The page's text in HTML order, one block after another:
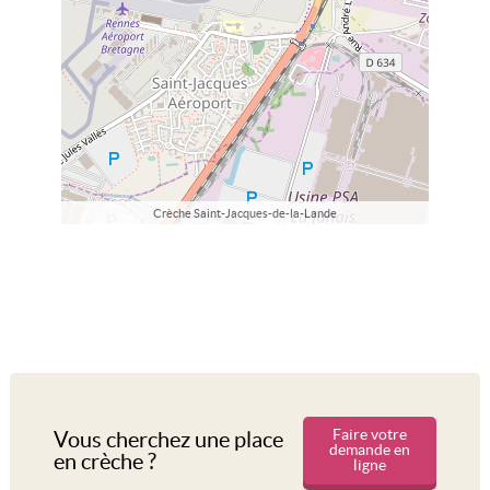
Crèche Saint-Jacques-de-la-Lande
Vous cherchez une place
en crèche ?
Faire votre
demande en
ligne